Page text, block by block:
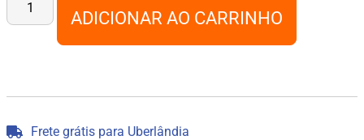
ADICIONAR AO CARRINHO
Frete grátis para Uberlândia